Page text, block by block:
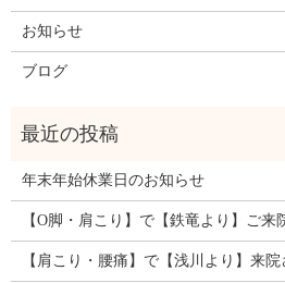
お知らせ
ブログ
年末年始休業日のお知らせ
【O脚・肩こり】で【鉄竜より】ご来
【肩こり・腰痛】で【浅川より】来院